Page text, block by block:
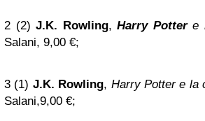
2 (2)J.K. Rowling,Harry Pottere
Salani, 9,00 €;
3 (1) J.K. Rowling, Harry Potter e la
Salani,9,00 €;